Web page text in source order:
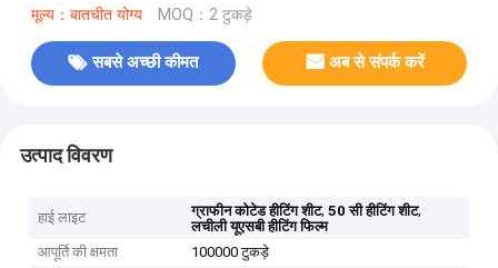
मूल्य：बातचीत योग्य MOQ：2 टुकड़े
सबसे अच्छी कीमत अब से संपर्क करें
उत्पाद विवरण
हाई लाइट ग्राफीन कोटेड हीटिंग शीट,50 सी हीटिंग शीट,
लचीली यूएसबी हीटिंग फिल्म
आपूर्ति की क्षमता
100000 टुकड़े